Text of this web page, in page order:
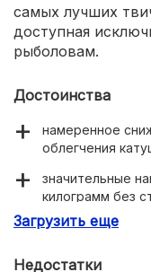
самых лучших
доступная
рыболовам.
Достоинства
намеренное
облегчения
значительные
килограмм без
усиленные
Загрузить еще
Недостатки